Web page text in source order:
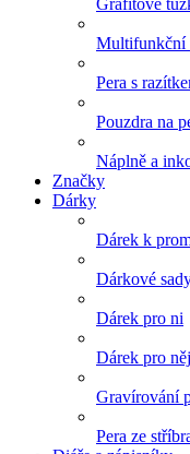
Grafitové
Multifunkční
Pera s
Pouzdra na
Náplně a
Značky
Dárky
Dárek k
Dárkové
Dárek pro ni
Dárek pro něj
Gravírování
Pera ze